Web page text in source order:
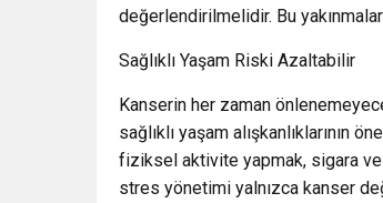
değerlendirilmelidir. Bu
Sağlıklı Yaşam Riski Azaltabilir
Kanserin her zaman
sağlıklı yaşam alışkanlıklarının
fiziksel aktivite yapmak, sigara ve
stres yönetimi yalnızca kanser